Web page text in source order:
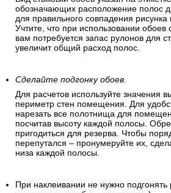
обозначающих расположение полос
для правильного совпадения
Учтите, что при использовании
вам потребуется запас рулонов для
увеличит общий расход полос.
Сделайте подгонку обоев.
Для расчетов используйте значения
периметр стен помещения. Для
нарезать все полотнища для
посчитав высоту каждой полосы.
пригодиться для резерва. Чтобы
перепутался – пронумеруйте их,
низа каждой полосы.
При наклеивании не нужно подгонять